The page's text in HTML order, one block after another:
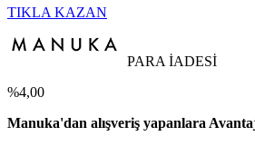
TIKLA KAZAN
PARA İADESİ
%4,00
Manuka'dan alışveriş yapanlara